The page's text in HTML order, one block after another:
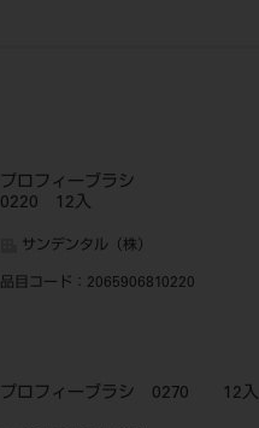
プロフィーブラシ
0220 12入
サンデンタル（株）
品目コード ：2065906810220
プロフィーブラシ 0270 12入